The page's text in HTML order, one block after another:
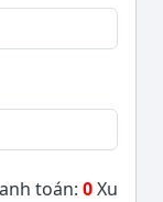
toán: 0Xu